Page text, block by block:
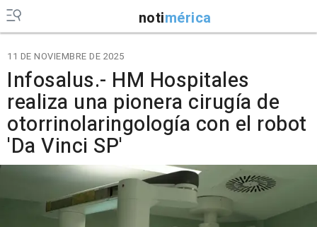
notimérica
11 DE NOVIEMBRE DE 2025
Infosalus.- HM Hospitales
realiza una pionera cirugía de
otorrinolaringología con el robot
'Da Vinci SP'